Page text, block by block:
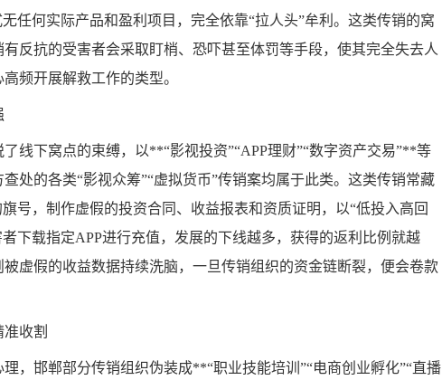
任何实际产品和盈利项目，完全依靠“拉人头”牟利。这类传销的窝
反抗的受害者会采取盯梢、恐吓甚至体罚等手段，使其完全失去人
频开展解救工作的类型。
线下窝点的束缚，以**“影视投资”“APP理财”“数字资产交易”**等
处的各类“影视众筹”“虚拟货币”传销案均属于此类。这类传销常藏
号，制作虚假的投资合同、收益报表和资质证明，以“低投入高回
下载指定APP进行充值，发展的下线越多，获得的返利比例就越
虚假的收益数据持续洗脑，一旦传销组织的资金链断裂，便会卷款
收割
，邯郸部分传销组织伪装成**“职业技能培训”“电商创业孵化”“直播